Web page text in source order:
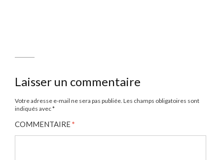
Laisser un commentaire
Votre adresse e-mail ne sera pas publiée. Les champs obligatoires sont
indiqués avec*
COMMENTAIRE*